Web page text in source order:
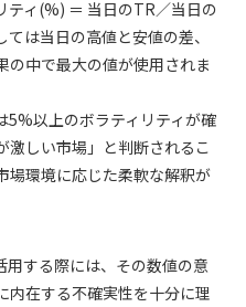
ティ(%) ＝ 当日のTR／当日の
は当日の高値と安値の差、
の中で最大の値が使用されま
5%以上のボラティリティが確
激しい市場」と判断されるこ
場環境に応じた柔軟な解釈が
用する際には、その数値の意
内在する不確実性を十分に理